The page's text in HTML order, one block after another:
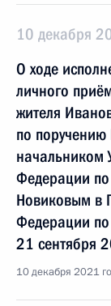
10 декабря
О ходе
личного
жителя
по
начальником
Федерации
Новиковым в
Федерации
21 сентября
10 декабря 2021